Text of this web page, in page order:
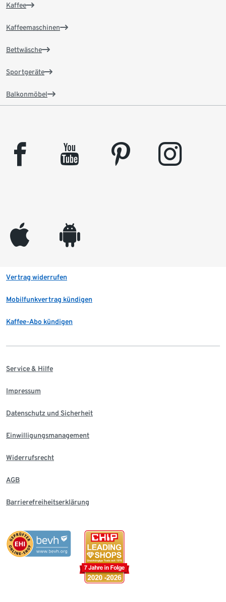
Kaffee
Kaffeemaschinen
Bettwäsche
Sportgeräte
Balkonmöbel
facebook youtube pinterest instagram
appleinc android
Vertrag widerrufen
Mobilfunkvertrag kündigen
Kaffee-Abo kündigen
Service & Hilfe
Impressum
Datenschutz und Sicherheit
Einwilligungsmanagement
Widerrufsrecht
AGB
Barrierefreiheitserklärung